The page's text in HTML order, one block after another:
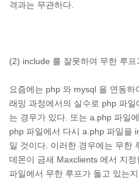
격과는 무관하다.
(2) include 를 잘못하여 무한 루프
요즘에는 php 와 mysql 을 연동
래밍 과정에서의 실수로 php 파
는 경우가 있다. 또는 a.php 파일
php 파일에서 다시 a.php 파일을
일 것이다. 이러한 경우에는 무한
데몬이 금새 Maxclients 에서 지
파일에서 무한 루프가 돌고 있는